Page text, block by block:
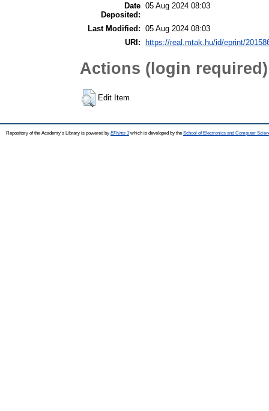
Date
Deposited:
05 Aug 2024 08:03
Last Modified: 05 Aug 2024 08:03
URI: https://real.mtak.hu/id/eprint/
Actions (login required)
Edit Item
Repository of the Academy's Library is powered by EPrints 3which is developed by the School of Electronics and Computer